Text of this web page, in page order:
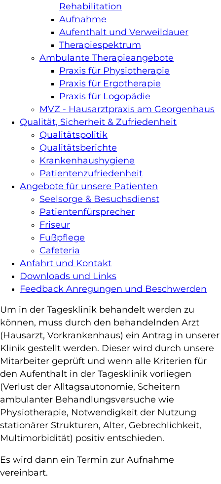
Rehabilitation
Aufnahme
Aufenthalt und Verweildauer
Therapiespektrum
Ambulante Therapieangebote
Praxis für Physiotherapie
Praxis für Ergotherapie
Praxis für Logopädie
MVZ - Hausarztpraxis am Georgenhaus
Qualität, Sicherheit & Zufriedenheit
Qualitätspolitik
Qualitätsberichte
Krankenhaushygiene
Patientenzufriedenheit
Angebote für unsere Patienten
Seelsorge & Besuchsdienst
Patientenfürsprecher
Friseur
Fußpflege
Cafeteria
Anfahrt und Kontakt
Downloads und Links
Feedback Anregungen und Beschwerden
Um in der Tagesklinik behandelt werden zu
können, muss durch den behandelnden Arzt
(Hausarzt, Vorkrankenhaus) ein Antrag in unserer
Klinik gestellt werden. Dieser wird durch unsere
Mitarbeiter geprüft und wenn alle Kriterien für
den Aufenthalt in der Tagesklinik vorliegen
(Verlust der Alltagsautonomie, Scheitern
ambulanter Behandlungsversuche wie
Physiotherapie, Notwendigkeit der Nutzung
stationärer Strukturen, Alter, Gebrechlichkeit,
Multimorbidität) positiv entschieden.
Es wird dann ein Termin zur Aufnahme
vereinbart.